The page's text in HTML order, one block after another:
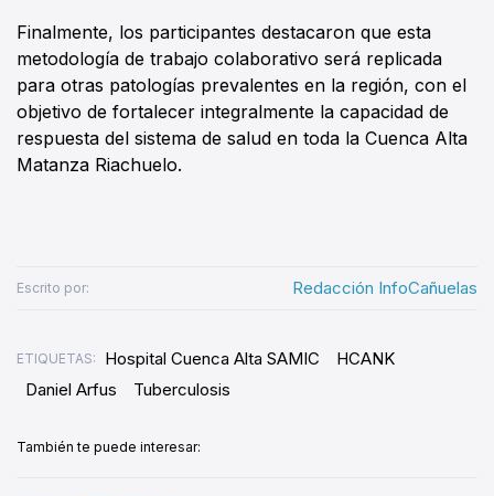
Finalmente, los participantes destacaron que esta
metodología de trabajo colaborativo será replicada
para otras patologías prevalentes en la región, con el
objetivo de fortalecer integralmente la capacidad de
respuesta del sistema de salud en toda la Cuenca Alta
Matanza Riachuelo.
Escrito por: Redacción InfoCañuelas
ETIQUETAS: Hospital Cuenca Alta SAMIC
HCANK
Daniel Arfus
Tuberculosis
También te puede interesar: